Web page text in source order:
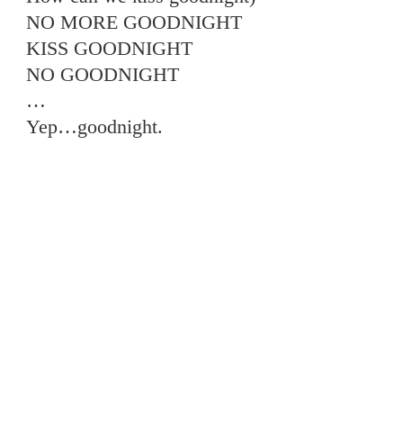
NO MORE GOODNIGHT
KISS GOODNIGHT
NO GOODNIGHT
…
Yep…goodnight.